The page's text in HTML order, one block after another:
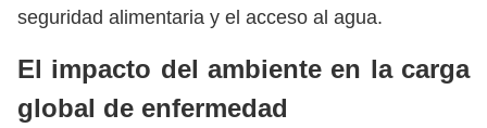
seguridad alimentaria y el acceso al agua.
El impacto del ambiente en la carga
global de enfermedad